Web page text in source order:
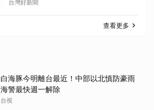
台灣好新聞
查看更多
白海豚今明離台最近！中部以北慎防豪雨
海警最快週一解除
台視